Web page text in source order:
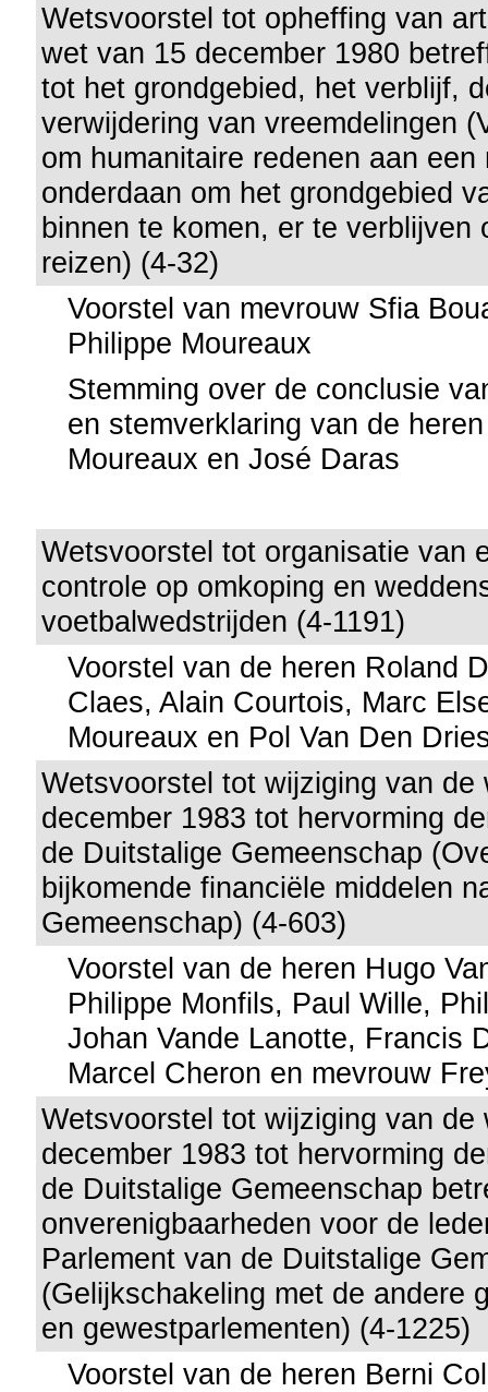
Wetsvoorstel tot opheffing van
wet van 15 december 1980
tot het grondgebied, het verblijf,
verwijdering van vreemdelingen
om humanitaire redenen aan een
onderdaan om het grondgebied
binnen te komen, er te verblijven
reizen) (4-32)
Voorstel van mevrouw Sfia
Philippe Moureaux
Stemming over de conclusie
en stemverklaring van de
Moureaux en José Daras
Wetsvoorstel tot organisatie van
controle op omkoping en
voetbalwedstrijden (4-1191)
Voorstel van de heren Roland
Claes, Alain Courtois, Marc
Moureaux en Pol Van Den
Wetsvoorstel tot wijziging van de
december 1983 tot hervorming
de Duitstalige Gemeenschap
bijkomende financiële middelen
Gemeenschap) (4-603)
Voorstel van de heren Hugo
Philippe Monfils, Paul Wille,
Johan Vande Lanotte, Francis
Marcel Cheron en mevrouw
Wetsvoorstel tot wijziging van de
december 1983 tot hervorming
de Duitstalige Gemeenschap
onverenigbaarheden voor de
Parlement van de Duitstalige
(Gelijkschakeling met de andere
en gewestparlementen) (4-1225)
Voorstel van de heren Berni